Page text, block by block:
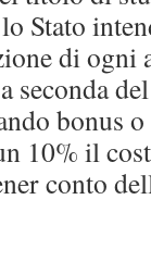
Stato
di ogni
seconda
bonus
10% il
conto